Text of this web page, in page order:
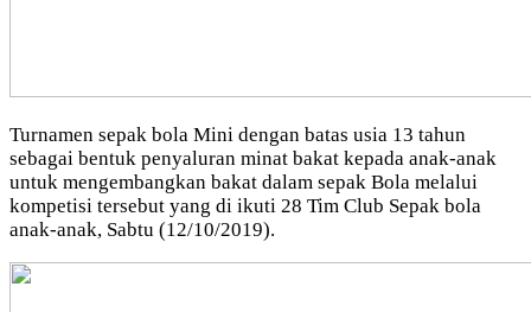
Turnamen sepak bola Mini dengan batas usia 13 tahun
sebagai bentuk penyaluran minat bakat kepada anak-anak
untuk mengembangkan bakat dalam sepak Bola melalui
kompetisi tersebut yang di ikuti 28 Tim Club Sepak bola
anak-anak, Sabtu (12/10/2019).